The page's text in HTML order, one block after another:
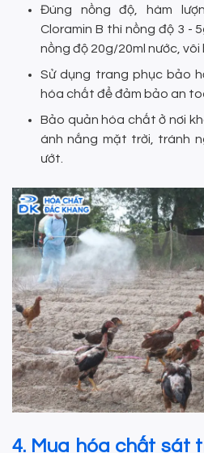
Đúng nồng độ, hàm
Cloramin B thì nồng độ 3 -
nồng độ 20g/20ml nước, vôi
Sử dụng trang phục bảo
hóa chất để đảm bảo an
Bảo quản hóa chất ở nơi
ánh nắng mặt trời, tránh
ướt.
4. Mua hóa chất sát